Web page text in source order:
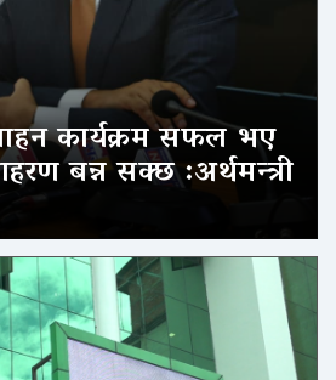
कार्यक्रम सफल भए
बन्न सक्छ :अर्थमन्त्री